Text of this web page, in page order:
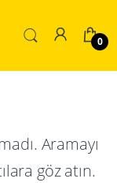
0
Aramayı
göz atın.